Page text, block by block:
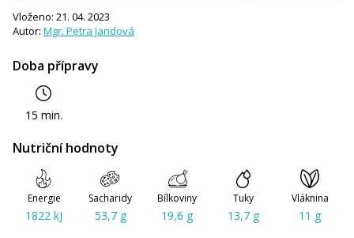
Doba přípravy
15 min.
Vloženo: 21. 04. 2023
Autor: Mgr. Petra Jandová
Nutriční hodnoty
Energie
1822 kJ
Sacharidy
53,7 g
Bílkoviny
19,6 g
Tuky
13,7 g
Vláknina
11 g